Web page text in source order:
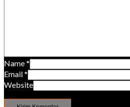
Name*
Email*
Website